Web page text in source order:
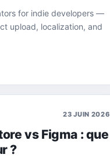
for indie developers —
upload, localization, and
23 JUIN 2026
vs Figma : que
?